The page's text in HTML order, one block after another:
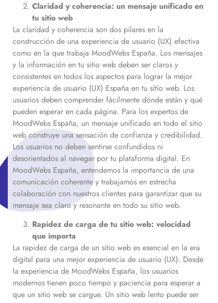
Claridad y coherencia: un mensaje unificado en
tu sitio web
La claridad y coherencia son dos pilares en la
construcción de una experiencia de usuario (UX) efectiva
como en la que trabaja MoodWebs España. Los mensajes
y la información en tu sitio web deben ser claros y
consistentes en todos los aspectos para lograr la mejor
experiencia de usuario (UX) España en tu sitio web. Los
usuarios deben comprender fácilmente dónde están y qué
pueden esperar en cada página. Para los expertos de
MoodWebs España, un mensaje unificado en todo el sitio
web construye una sensación de confianza y credibilidad.
Los usuarios no deben sentirse confundidos ni
desorientados al navegar por tu plataforma digital. En
MoodWebs España, entendemos la importancia de una
comunicación coherente y trabajamos en estrecha
colaboración con nuestros clientes para garantizar que su
mensaje sea claro y resonante en todo su sitio web.
Rapidez de carga de tu sitio web: velocidad
que importa
La rapidez de carga de un sitio web es esencial en la era
digital para una mejor experiencia de usuario (UX). Desde
la experiencia de MoodWebs España, los usuarios
modernos tienen poco tiempo y paciencia para esperar a
que un sitio web se cargue. Un sitio web lento puede ser